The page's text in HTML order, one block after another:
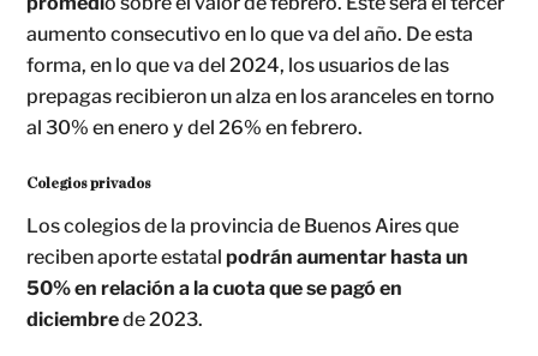
aumento consecutivo en lo que va del año. De esta
forma, en lo que va del 2024, los usuarios de las
prepagas recibieron un alza en los aranceles en torno
al 30% en enero y del 26% en febrero.
Colegios privados
Los colegios de la provincia de Buenos Aires que
reciben aporte estatalpodrán aumentar hasta un
50% en relación a la cuota que se pagó en
diciembrede 2023.